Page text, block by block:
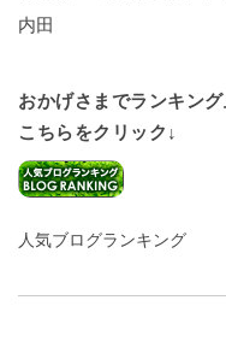
内田
おかげさまでランキング
こちらをクリック↓
人気ブログランキング